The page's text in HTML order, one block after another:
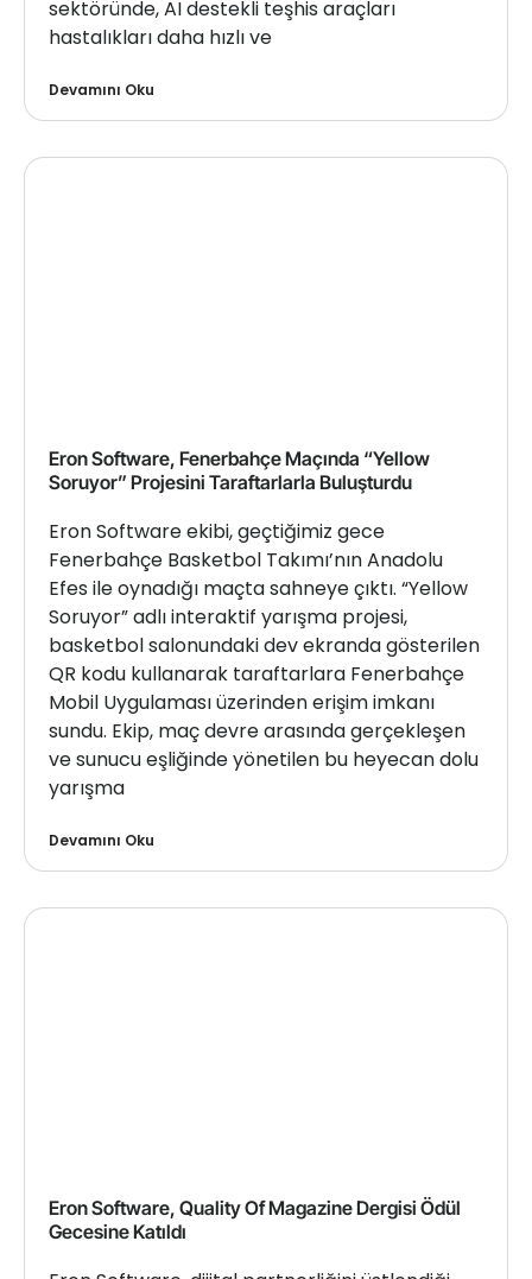
sektöründe, AI destekli teşhis araçları
hastalıkları daha hızlı ve
Devamını Oku
Eron Software, Fenerbahçe Maçında “Yellow
Soruyor” Projesini Taraftarlarla Buluşturdu
Eron Software ekibi, geçtiğimiz gece
Fenerbahçe Basketbol Takımı’nın Anadolu
Efes ile oynadığı maçta sahneye çıktı. “Yellow
Soruyor” adlı interaktif yarışma projesi,
basketbol salonundaki dev ekranda gösterilen
QR kodu kullanarak taraftarlara Fenerbahçe
Mobil Uygulaması üzerinden erişim imkanı
sundu. Ekip, maç devre arasında gerçekleşen
ve sunucu eşliğinde yönetilen bu heyecan dolu
yarışma
Devamını Oku
Eron Software, Quality Of Magazine Dergisi Ödül
Gecesine Katıldı